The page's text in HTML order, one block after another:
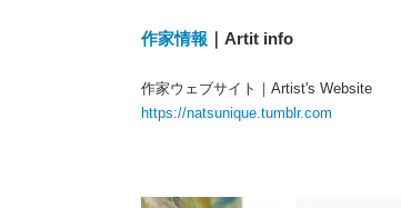
作家情報 ｜Artit info
作家ウェブサイト｜Artist's Website
https://natsunique.tumblr.com